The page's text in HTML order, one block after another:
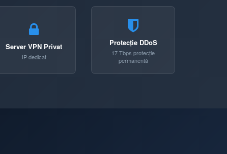
Server VPN Privat
IP dedicat
Protecție DDoS
17 Tbps protecție
permanentă